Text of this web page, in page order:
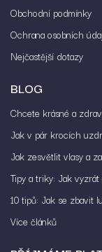
Obchodní podmínky
Ochrana osobních
Nejčastější dotazy
BLOG
Chcete krásné a
Jak v pár krocích
Jak zesvětlit vlasy a
Tipy a triky: Jak vyzrát
10 tipů: Jak se zbavit
Více článků